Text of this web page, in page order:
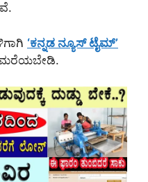
‘ಕನ್ನಡ ನ್ಯೂಸ್ ಟೈಮ್’
ಮರೆಯಬೇಡಿ.